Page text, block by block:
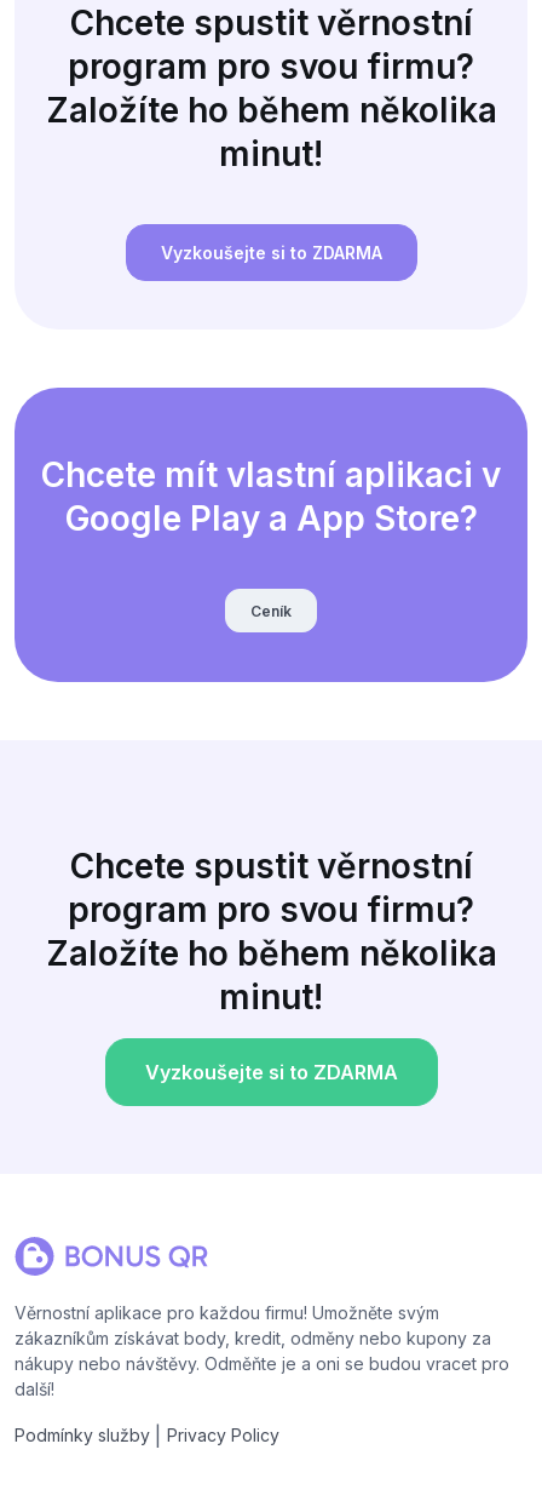
Chcete spustit věrnostní
program pro svou firmu?
Založíte ho během několika
minut!
Vyzkoušejte si to ZDARMA
Chcete mít vlastní aplikaci v
Google Play a App Store?
Ceník
Chcete spustit věrnostní
program pro svou firmu?
Založíte ho během několika
minut!
Vyzkoušejte si to ZDARMA
Věrnostní aplikace pro každou firmu! Umožněte svým
zákazníkům získávat body, kredit, odměny nebo kupony za
nákupy nebo návštěvy. Odměňte je a oni se budou vracet pro
další!
Podmínky služby Privacy Policy